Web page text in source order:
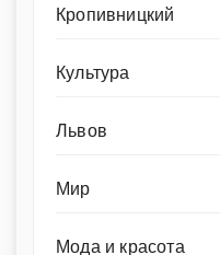
Кропивницкий
Культура
Львов
Мир
Мода и красота